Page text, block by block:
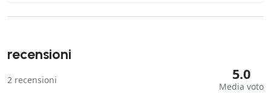
recensioni
2 recensioni 5.0
Media voto